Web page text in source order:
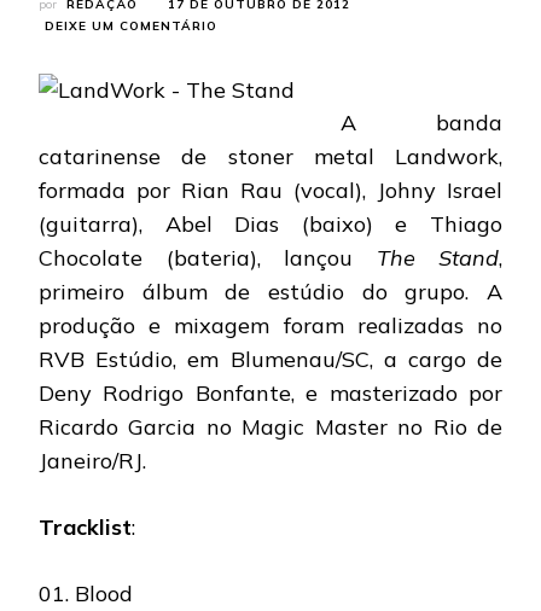
por REDAÇÃO
17 DE OUTUBRO DE 2012
DEIXE UM COMENTÁRIO
LANÇA
ESTRÉIA
A banda
catarinense de stoner metal Landwork,
formada por Rian Rau (vocal), Johny Israel
(guitarra), Abel Dias (baixo) e Thiago
Chocolate (bateria), lançou The Stand,
primeiro álbum de estúdio do grupo. A
produção e mixagem foram realizadas no
RVB Estúdio, em Blumenau/SC, a cargo de
Deny Rodrigo Bonfante, e masterizado por
Ricardo Garcia no Magic Master no Rio de
Janeiro/RJ.
Tracklist:
01. Blood